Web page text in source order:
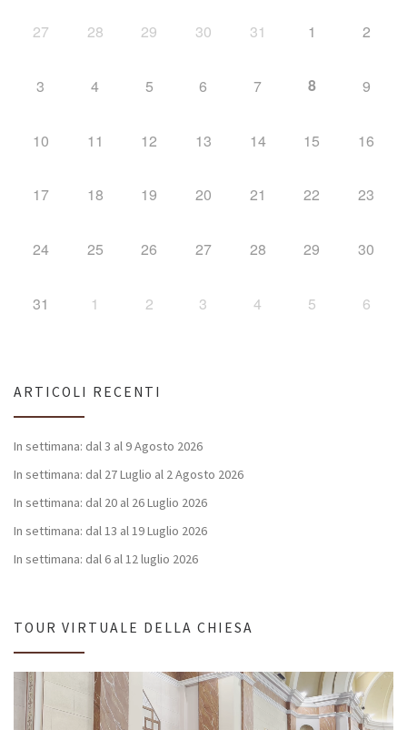
27 28 29 30 31 1 2
3 4 5 6 7 8 9
10 11 12 13 14 15 16
17 18 19 20 21 22 23
24 25 26 27 28 29 30
31 1 2 3 4 5 6
ARTICOLI RECENTI
In settimana: dal 3 al 9 Agosto 2026
In settimana: dal 27 Luglio al 2 Agosto 2026
In settimana: dal 20 al 26 Luglio 2026
In settimana: dal 13 al 19 Luglio 2026
In settimana: dal 6 al 12 luglio 2026
TOUR VIRTUALE DELLA CHIESA
Video
Player